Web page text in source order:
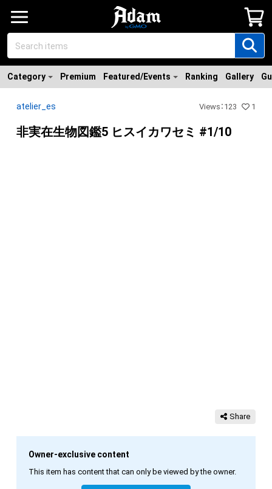
Category Premium Featured/Events Ranking Gallery
atelier_es Views ： 123 1
非実在生物図鑑5 ヒスイカワセミ #1/10
Share
Owner-exclusive content
This item has content that can only be viewed by the owner.